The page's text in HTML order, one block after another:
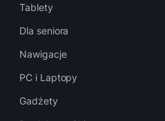
Tablety
Dla seniora
Nawigacje
PC i Laptopy
Gadżety